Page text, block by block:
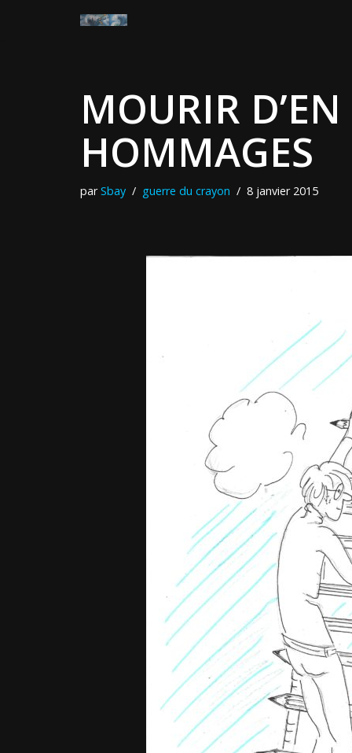
MOURIR
HOMMAGES
parSbay guerre du crayon 8 janvier 2015